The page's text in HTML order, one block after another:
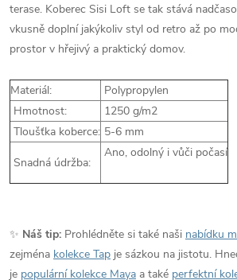
terase. Koberec Sisi Loft se tak stává
vkusně doplní jakýkoliv styl od retro až po
prostor v hřejivý a praktický domov.
Materiál:
Polypropylen
Hmotnost:
1250 g/m2
Tloušťka koberce: 5-6 mm
Snadná údržba:
Ano, odolný i vůči počasí
✨ Náš tip: Prohlédněte si také naši nabídku
zejména kolekce Tap je sázkou na jistotu.
je populární kolekce Maya a také perfektní